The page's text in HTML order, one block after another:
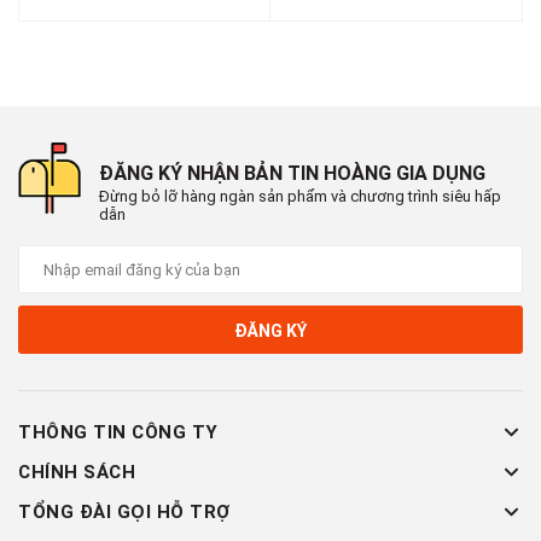
ĐĂNG KÝ NHẬN BẢN TIN HOÀNG GIA DỤNG
Đừng bỏ lỡ hàng ngàn sản phẩm và chương trình siêu hấp
dẫn
ĐĂNG KÝ
THÔNG TIN CÔNG TY
CHÍNH SÁCH
TỔNG ĐÀI GỌI HỖ TRỢ